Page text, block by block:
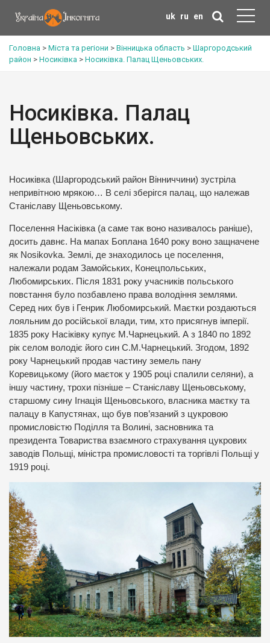
uk ru en
Головна > Міста та регіони > Вінницька область > Шаргородський
район > Носиківка > Носиківка. Палац Щеньовських.
Носиківка. Палац
Щеньовських.
Носиківка (Шаргородський район Вінниччини) зустріла
непривітною мрякою… В селі зберігся палац, що належав
Станіславу Щеньовському.
Поселення Насіківка (а саме так воно називалось раніше),
досить давнє. На мапах Боплана 1640 року воно защначене
як Nosikovka. Землі, де знаходилось це поселення,
належали родам Замойських, Конецпольських,
Любомирських. Після 1831 року учасників польського
повстання було позбавлено права володіння землями.
Серед них був і Генрик Любомирський. Маєтки роздаються
лояльним до російської влади, тим, хто присягнув імперії.
1835 року Насіківку купує М.Чарнецький. А з 1840 по 1892
рік селом володіє його син С.М.Чарнецький. Згодом, 1892
року Чарнецький продав частину земель пану
Коревицькому (його маєток у 1905 році спалили селяни), а
іншу частину, трохи пізніше – Станіславу Щеньовському,
старшому сину Ігнація Щеньовського, власника маєтку та
палацу в Капустянах, що був пов’язаний з цукровою
промисловістю Поділля та Волині, засновника та
президента Товариства взаємного страхування цукрових
заводів Польщі, міністра промисловості та торгівлі Польщі у
1919 році.